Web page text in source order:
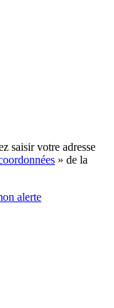
saisir votre adresse
» de la
alerte